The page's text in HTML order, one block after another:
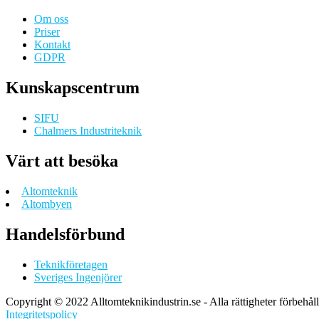
Om oss
Priser
Kontakt
GDPR
Kunskapscentrum
SIFU
Chalmers Industriteknik
Värt att besöka
Altomteknik
Altombyen
Handelsförbund
Teknikföretagen
Sveriges Ingenjörer
Copyright © 2022 Alltomteknikindustrin.se - Alla rättigheter
Integritetspolicy